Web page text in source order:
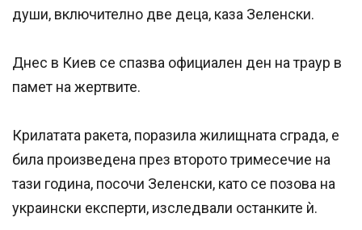
души, включително две деца, каза Зеленски.
Днес в Киев се спазва официален ден на траур в
памет на жертвите.
Крилатата ракета, поразила жилищната сграда, е
била произведена през второто тримесечие на
тази година, посочи Зеленски, като се позова на
украински експерти, изследвали останките ѝ.